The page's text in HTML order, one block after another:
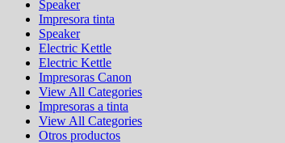
Speaker
Impresora tinta
Speaker
Electric Kettle
Electric Kettle
Impresoras Canon
View All Categories
Impresoras a tinta
View All Categories
Otros productos